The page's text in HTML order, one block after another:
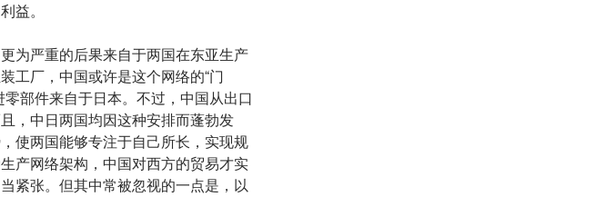
益。
为严重的后果来自于两国在东亚生产
工厂，中国或许是这个网络的“门
部件来自于日本。不过，中国从出口
，中日两国均因这种安排而蓬勃发
使两国能够专注于自己所长，实现规
产网络架构，中国对西方的贸易才实
紧张。但其中常被忽视的一点是，以